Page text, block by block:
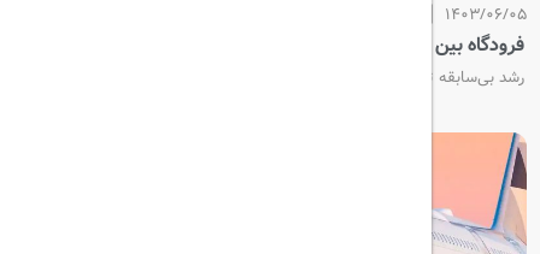
1403/06/05
فرودگاه بین المللی استانبول، بهترین فرودگاه جهان شد
رشد بی‌سابقه ترافیک هوایی و برترین فرودگاه‌های جهان